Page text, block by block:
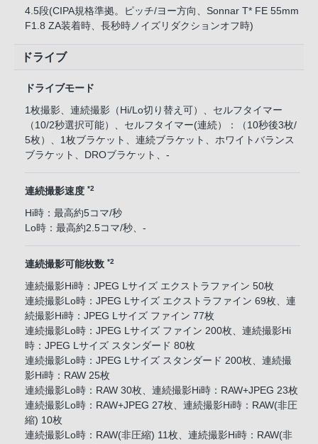
4.5段(CIPA規格準拠。ピッチ/ヨー方向、Sonnar T* FE 55mm
F1.8 ZA装着時、長秒時ノイズリダクションオフ時)
ドライブ
ドライブモード
1枚撮影、連続撮影（Hi/Lo切り替え可）、セルフタイマー
（10/2秒選択可能）、セルフタイマー(連続）：（10秒後3枚/
5枚）、1枚ブラケット、連続ブラケット、ホワイトバランス
ブラケット、DROブラケット、-
連続撮影速度 *2
Hi時：最高約5コマ/秒
Lo時：最高約2.5コマ/秒、-
連続撮影可能枚数 *2
連続撮影Hi時：JPEG Lサイズ エクストラファイン 50枚
連続撮影Lo時：JPEG Lサイズ エクストラファイン 69枚、連
続撮影Hi時：JPEG Lサイズ ファイン 77枚
連続撮影Lo時：JPEG Lサイズ ファイン 200枚、連続撮影Hi
時：JPEG Lサイズ スタンダード 80枚
連続撮影Lo時：JPEG Lサイズ スタンダード 200枚、連続撮
影Hi時：RAW 25枚
連続撮影Lo時：RAW 30枚、連続撮影Hi時：RAW+JPEG 23枚
連続撮影Lo時：RAW+JPEG 27枚、連続撮影Hi時：RAW(非圧
縮) 10枚
連続撮影Lo時：RAW(非圧縮) 11枚、連続撮影Hi時：RAW(非